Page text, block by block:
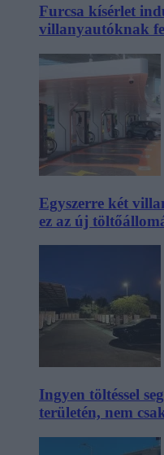
Furcsa kísérlet
villanyautóknak
Egyszerre két
ez az új
Ingyen töltéssel
területén, nem